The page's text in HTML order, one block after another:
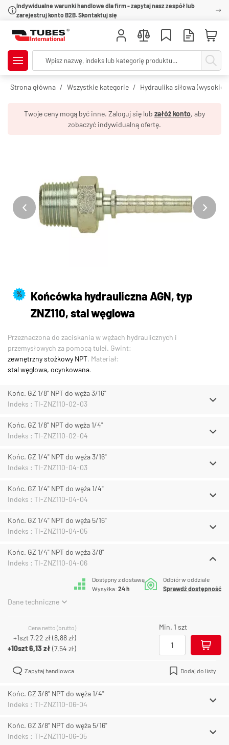
Indywidualne warunki handlowe dla firm - zapytaj nasz zespół lub
zarejestruj konto B2B. Skontaktuj się
Strona główna Wszystkie kategorie Hydraulika siłowa (wysokie
Twoje ceny mogą być inne. Zaloguj się lub załóż konto, aby
zobaczyć indywidualną ofertę.
%
Końcówka hydrauliczna AGN, typ
ZNZ110, stal węglowa
Przeznaczona do zaciskania w wężach hydraulicznych i
przemysłowych za pomocą tulei. Gwint:
zewnętrzny stożkowy NPT. Materiał:
stal węglowa, ocynkowana.
Końc. GZ 1/8" NPT do węża 3/16"
Indeks : TI-ZNZ110-02-03
Końc. GZ 1/8" NPT do węża 1/4"
Indeks : TI-ZNZ110-02-04
Końc. GZ 1/4" NPT do węża 3/16"
Indeks : TI-ZNZ110-04-03
Końc. GZ 1/4" NPT do węża 1/4"
Indeks : TI-ZNZ110-04-04
Końc. GZ 1/4" NPT do węża 5/16"
Indeks : TI-ZNZ110-04-05
Końc. GZ 1/4" NPT do węża 3/8"
Indeks : TI-ZNZ110-04-06
Dostępny z dostawą
Wysyłka: 24 h
Odbiór w oddziale
Sprawdź dostępność
Dane techniczne
Cena netto (brutto)
+1szt7,22 zł(8,88 zł)
+10szt6,13 zł(7,54 zł)
Min. 1 szt
Zapytaj handlowca Dodaj do listy
Końc. GZ 3/8" NPT do węża 1/4"
Indeks : TI-ZNZ110-06-04
Końc. GZ 3/8" NPT do węża 5/16"
Indeks : TI-ZNZ110-06-05